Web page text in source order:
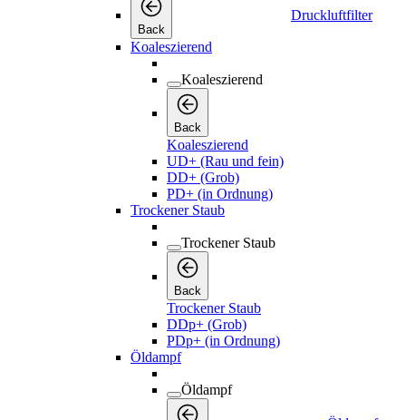
Back
Druckluftfilter
Koaleszierend
Koaleszierend
Back
Koaleszierend
UD+ (Rau und fein)
DD+ (Grob)
PD+ (in Ordnung)
Trockener Staub
Trockener Staub
Back
Trockener Staub
DDp+ (Grob)
PDp+ (in Ordnung)
Öldampf
Öldampf